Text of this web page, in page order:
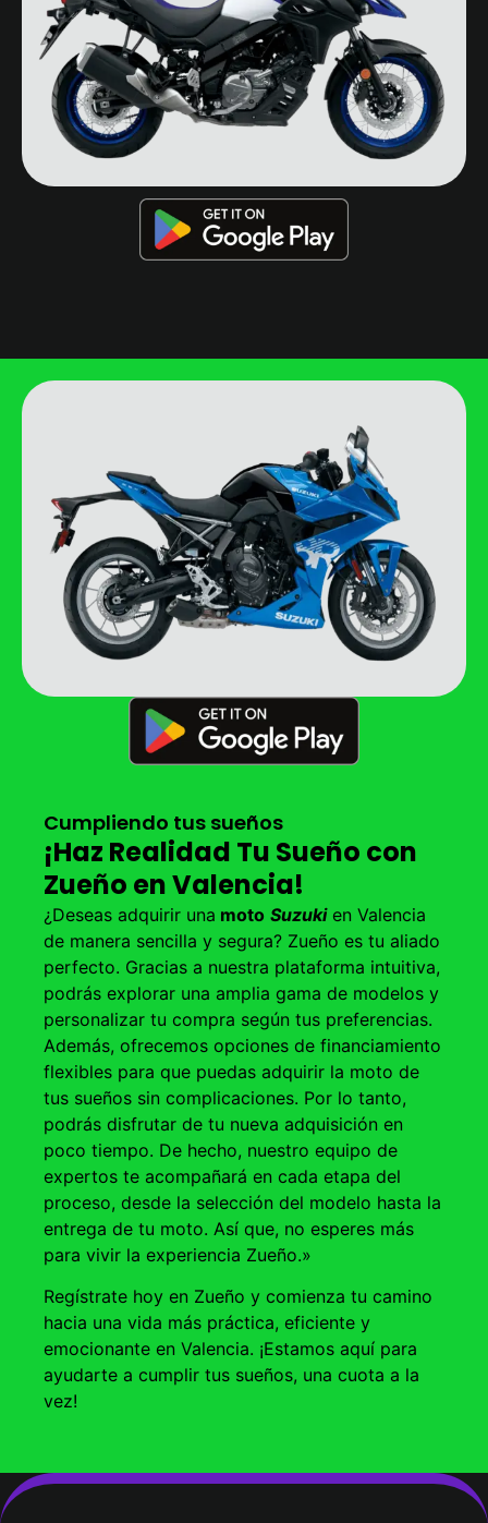
Cumpliendo tus sueños
¡Haz Realidad Tu Sueño con
Zueño en Valencia!
¿Deseas adquirir una moto Suzukien Valencia
de manera sencilla y segura? Zueño es tu aliado
perfecto. Gracias a nuestra plataforma intuitiva,
podrás explorar una amplia gama de modelos y
personalizar tu compra según tus preferencias.
Además, ofrecemos opciones de financiamiento
flexibles para que puedas adquirir la moto de
tus sueños sin complicaciones. Por lo tanto,
podrás disfrutar de tu nueva adquisición en
poco tiempo. De hecho, nuestro equipo de
expertos te acompañará en cada etapa del
proceso, desde la selección del modelo hasta la
entrega de tu moto. Así que, no esperes más
para vivir la experiencia Zueño.»
Regístrate hoy en Zueño y comienza tu camino
hacia una vida más práctica, eficiente y
emocionante en Valencia. ¡Estamos aquí para
ayudarte a cumplir tus sueños, una cuota a la
vez!